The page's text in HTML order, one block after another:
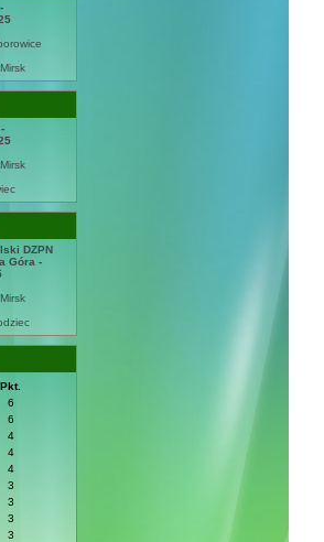
DZPN
Góra -
Pkt.
6
6
4
4
4
3
3
3
3